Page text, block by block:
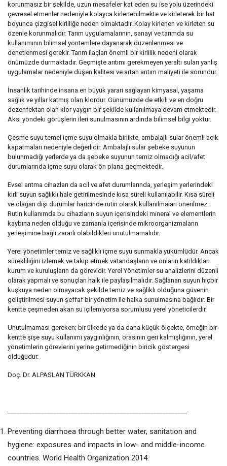
korunmasız bir şekilde, uzun mesafeler kat eden su ise yolu üzerindeki
çevresel etmenler nedeniyle kolayca kirlenebilmekte ve kirleterek bir hat
boyunca çizgisel kirliliğe neden olmaktadır. Kolay kirlenen ve kirleten su
özenle korunmalıdır. Tarım uygulamalarının, sanayi ve tarımda su
kullanımının bilimsel yöntemlere dayanarak düzenlenmesi ve
denetlenmesi gerekir. Tarım ilaçları önemli bir kirlilik nedeni olarak
önümüzde durmaktadır. Geçmişte arıtımı gerekmeyen yeraltı suları yanlış
uygulamalar nedeniyle düşen kalitesi ve artan arıtım maliyeti ile sorundur.
İnsanlık tarihinde insana en büyük yararı sağlayan kimyasal, yaşama
sağlık ve yıllar katmış olan klordur. Günümüzde de etkili ve en doğru
dezenfektan olan klor yaygın bir şekilde kullanılmaya devam etmektedir.
Aksi yöndeki görüşlerin ileri sunulmasının ardında bilimsel bilgi yoktur.
Çeşme suyu temel içme suyu olmakla birlikte, ambalajlı sular önemli açık
kapatmaları nedeniyle değerlidir. Ambalajlı sular şebeke suyunun
bulunmadığı yerlerde ya da şebeke suyunun temiz olmadığı acil/afet
durumlarında içme suyu olarak ön plana geçmektedir.
Evsel arıtma cihazları da acil ve afet durumlarında, yerleşim yerlerindeki
kirli suyun sağlıklı hale getirilmesinde kısa süreli kullanılabilir. Kısa süreli
ve olağan dışı durumlar haricinde rutin olarak kullanılmaları önerilmez.
Rutin kullanımda bu cihazların suyun içerisindeki mineral ve elementlerin
kaybına neden olduğu ve zamanla içerisinde mikroorganizmaların
yerleşimine bağlı zararlı olabildikleri unutulmamalıdır.
Yerel yönetimler temiz ve sağlıklı içme suyu sunmakla yükümlüdür. Ancak
sürekliliğini izlemek ve takip etmek vatandaşların ve onların katıldıkları
kurum ve kuruluşların da görevidir. Yerel Yönetimler su analizlerini düzenli
olarak yapmalı ve sonuçları halk ile paylaşılmalıdır. Sağlanan suyun hiçbir
kuşkuya neden olmayacak şekilde temiz ve sağlıklı olduğuna güvenin
geliştirilmesi suyun şeffaf bir yönetim ile halka sunulmasına bağlıdır. Bir
kentte çeşmeden akan su içilemiyorsa sorumlusu yerel yöneticilerdir.
Unutulmaması gereken; bir ülkede ya da daha küçük ölçekte, örneğin bir
kentte şişe suyu kullanımı yaygınlığının, orasının geri kalmışlığının, yerel
yönetimlerin görevlerini yerine getirmediğinin biricik göstergesi
olduğudur.
Doç. Dr. ALPASLAN TÜRKKAN
Preventing diarrhoea through better water, sanitation and
hygiene: exposures and impacts in low- and middle-income
countries. World Health Organization 2014.